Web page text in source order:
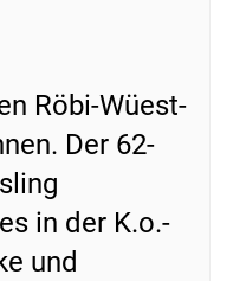
Röbi-Wüest-
Der 62-
in der K.o.-
und